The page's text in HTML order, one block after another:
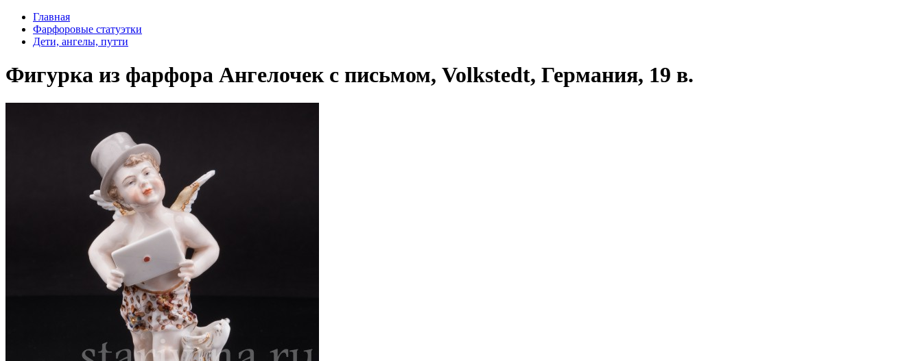
Главная
Фарфоровые статуэтки
Дети, ангелы, путти
Фигурка из фарфора Ангелочек с письмом, Volkstedt, Германия, 19 в.